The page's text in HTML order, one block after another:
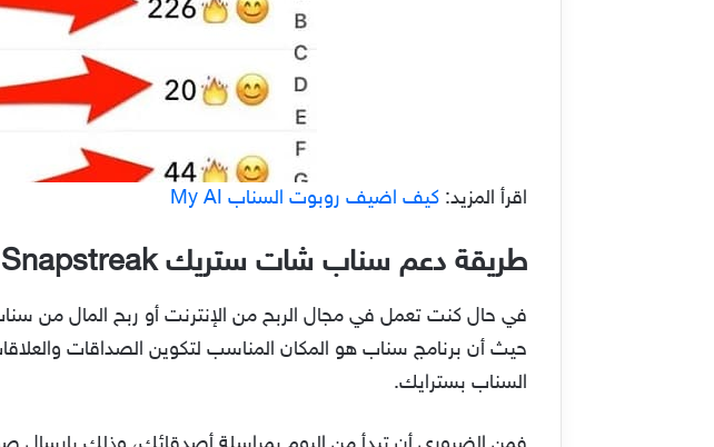
اقرأ المزيد: كيف اضيف روبوت السناب My AI
طريقة دعم سناب شات ستريك Snapstreak
في حال كنت تعمل في مجال الربح من الإنترنت أو ربح المال
حيث أن برنامج سناب هو المكان المناسب لتكوين الصداقات
السناب بسترايك.